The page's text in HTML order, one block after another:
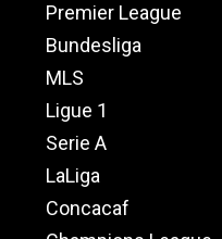
Premier League
Bundesliga
MLS
Ligue 1
Serie A
LaLiga
Concacaf